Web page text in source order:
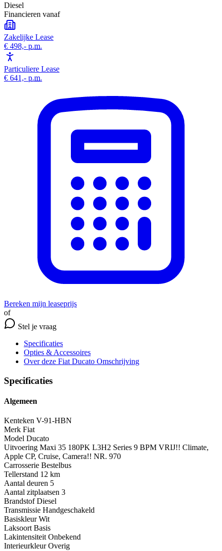
Diesel
Financieren vanaf
Zakelijke Lease
€ 498,- p.m.
Particuliere Lease
€ 641,- p.m.
Bereken mijn leaseprijs
of
Stel je vraag
Specificaties
Opties & Accessoires
Over deze Fiat Ducato Omschrijving
Specificaties
Algemeen
Kenteken V-91-HBN
Merk Fiat
Model Ducato
Uitvoering Maxi 35 180PK L3H2 Series 9 BPM VRIJ!! Climate,
Apple CP, Cruise, Camera!! NR. 970
Carrosserie Bestelbus
Tellerstand 12 km
Aantal deuren 5
Aantal zitplaatsen 3
Brandstof Diesel
Transmissie Handgeschakeld
Basiskleur Wit
Laksoort Basis
Lakintensiteit Onbekend
Interieurkleur Overig